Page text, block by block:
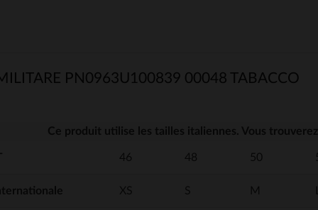
PN0963U100839 00048 TABACCO
Ce produit utilise les tailles italiennes. Vous
46 48 50
XS S M